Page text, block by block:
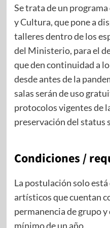
Se trata de un
y Cultura, que pone a
talleres dentro de los
del Ministerio, para el
que den continuidad a
desde antes de la
salas serán de uso
protocolos vigentes de
preservación del status
Condiciones /
La postulación solo
artísticos que cuentan
permanencia de grupo
mínimo de un año.